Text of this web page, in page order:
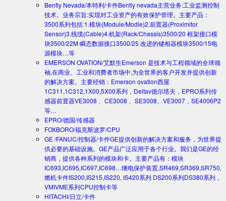
Bently Nevada/本特利/卡件Bently nevada主营业务:工业监测控制
技术。业务宗旨:实现对工业资产的有效保护管理。主要产品：
3500系列包括:1.模块(Module/Modle)2.前置器(Proximitor
Sensor)3.线缆(Cable)4.机架(Rack/Chassis)3500/20 框架接口模
块3500/22M 瞬态数据接口3500/25 改进的键相器模块3500/15电
源模块…等
EMERSON OVATION/艾默生Emerson 是技术与工程领域的全球领
袖,在商业、工业和消费者市场中,为全世界的客户开发并提供创新
的解决方案。主要经销：Emerson ovation西屋
1C311,1C312,1X00,5X00系列，Deltav德尔塔夫，EPRO系列传
感器前置器VE3008 、CE3008 、SE3008、VE3007，SE4006P2
等…
EPRO/德国/传感器
FOXBORO/福克斯波罗/CPU
GE /FANUC/控制器/卡件GE提供创新的解决方案和服务，为世界提
供必要的基础设施。GE产品广泛应用于各个行业。我们是GE的经
销商，提供各种系列的模块和卡。主要产品有：模块
IC693,IC695,IC697,IC698…继电保护装置,SR469,SR369,SR750,
燃机卡件IS200,IS215,IS220, IS420系列 DS200系列DS380系列，
VMIVME系列CPU控制卡等
HITACHI/日立/卡件